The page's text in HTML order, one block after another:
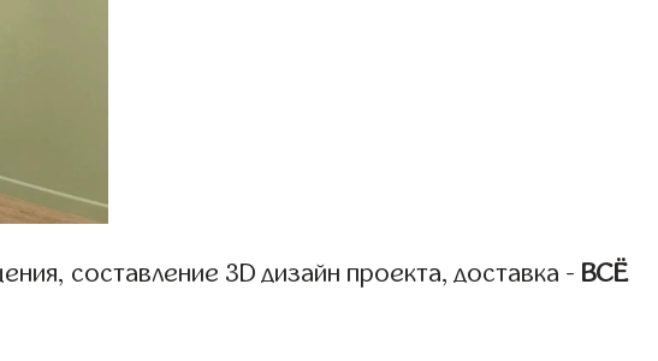
составление 3D дизайн проекта, доставка - ВСЁ